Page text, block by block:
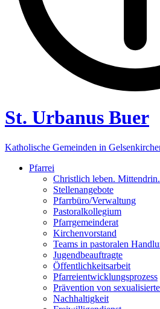
St. Urbanus Buer
Katholische Gemeinden in
Pfarrei
Christlich leben. Mittendrin.
Stellenangebote
Pfarrbüro/Verwaltung
Pastoralkollegium
Pfarrgemeinderat
Kirchenvorstand
Teams in pastoralen
Jugendbeauftragte
Öffentlichkeitsarbeit
Pfarreientwicklungsprozess
Prävention von
Nachhaltigkeit